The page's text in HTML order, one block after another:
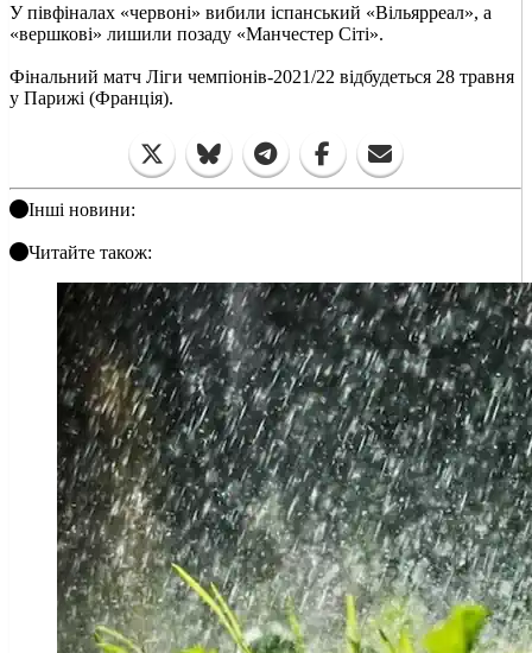
У півфіналах «червоні» вибили іспанський «Вільярреал», а
«вершкові» лишили позаду «Манчестер Сіті».
Фінальний матч Ліги чемпіонів-2021/22 відбудеться 28 травня
у Парижі (Франція).
Інші новини:
Читайте також: